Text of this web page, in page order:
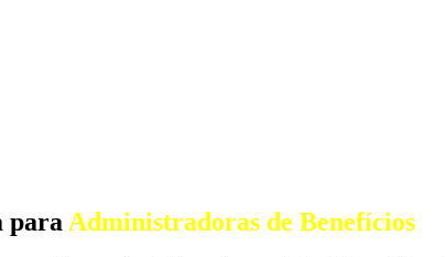
para Administradoras de Benefícios